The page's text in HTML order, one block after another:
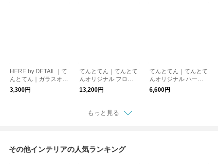
HERE by DETAIL｜て
んとてん｜ガラスオブ
ジェ CAT
3,300円
てんとてん｜てんとて
んオリジナル フロア
ラグ 140×200cm CHE
CK SPICE
13,200円
てんとてん｜てんとて
んオリジナル ハーフ
ラグ 100×140cm CHE
CK SPICE
6,600円
もっと見る
その他インテリアの人気ランキング